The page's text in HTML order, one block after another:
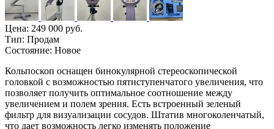
Цена: 249 000 руб.
Тип: Продам
Состояние: Новое
Кольпоскоп оснащен бинокулярной стереоскопической
головкой с возможностью пятиступенчатого увеличения, что
позволяет получить оптимальное соотношение между
увеличением и полем зрения. Есть встроенный зеленый
фильтр для визуализации сосудов. Штатив многоколенчатый,
что дает возможность легко изменять положение